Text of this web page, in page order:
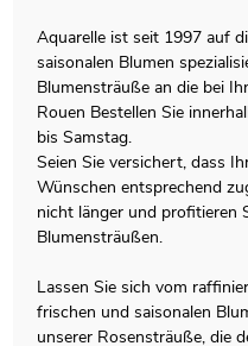
Aquarelle ist seit 1997 auf
saisonalen Blumen
Blumensträuße an die bei
Rouen Bestellen Sie
bis Samstag.
Seien Sie versichert, dass
Wünschen entsprechend
nicht länger und profitieren
Blumensträußen.
Lassen Sie sich vom
frischen und saisonalen
unserer Rosensträuße, die